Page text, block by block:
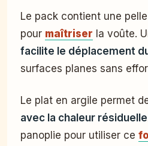
Le pack contient une
pour maîtriser la voûte.
facilite le déplacement
surfaces planes sans
Le plat en argile permet
avec la chaleur résiduelle
panoplie pour utiliser ce